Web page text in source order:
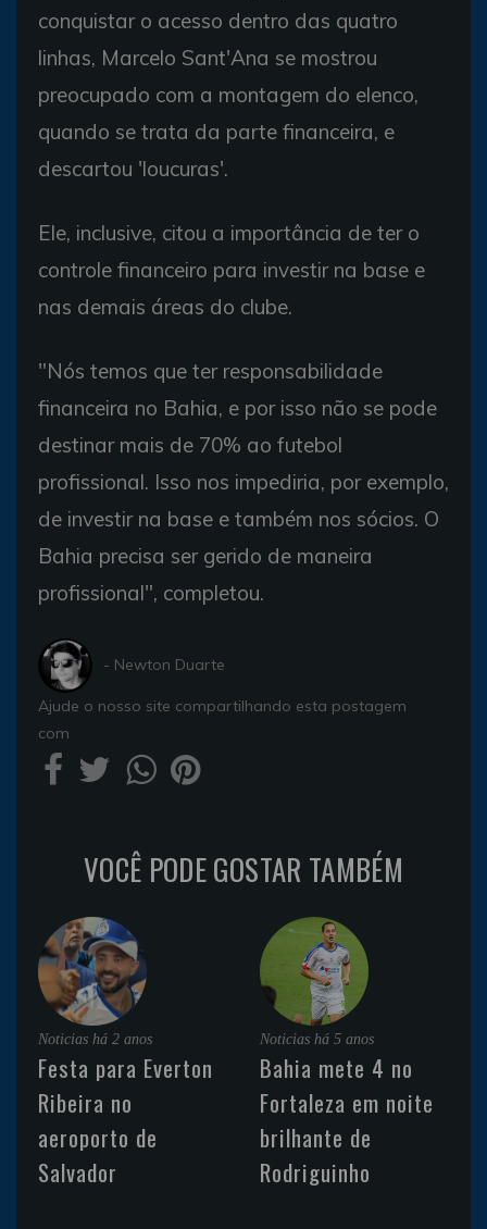
conquistar o acesso dentro das quatro
linhas, Marcelo Sant'Ana se mostrou
preocupado com a montagem do elenco,
quando se trata da parte financeira, e
descartou 'loucuras'.
Ele, inclusive, citou a importância de ter o
controle financeiro para investir na base e
nas demais áreas do clube.
"Nós temos que ter responsabilidade
financeira no Bahia, e por isso não se pode
destinar mais de 70% ao futebol
profissional. Isso nos impediria, por exemplo,
de investir na base e também nos sócios. O
Bahia precisa ser gerido de maneira
profissional", completou.
- Newton Duarte
Ajude o nosso site compartilhando esta postagem
com
VOCÊ PODE GOSTAR TAMBÉM
Noticias há 2 anos
Festa para Everton
Ribeira no
aeroporto de
Salvador
Noticias há 5 anos
Bahia mete 4 no
Fortaleza em noite
brilhante de
Rodriguinho